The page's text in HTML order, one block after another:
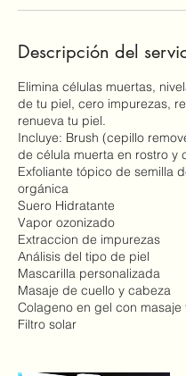
Descripción del
Elimina células muertas,
de tu piel, cero impurezas,
renueva tu piel.
Incluye: Brush (cepillo
de célula muerta en rostro y
Exfoliante tópico de semilla
orgánica
Suero Hidratante
Vapor ozonizado
Extraccion de impurezas
Análisis del tipo de piel
Mascarilla personalizada
Masaje de cuello y cabeza
Colageno en gel con masaje
Filtro solar